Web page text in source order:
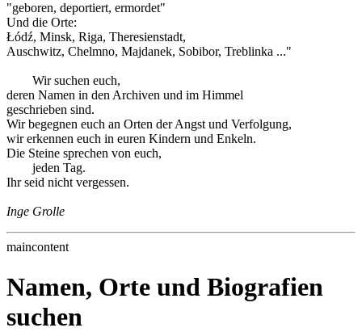
"geboren, deportiert, ermordet"
Und die Orte:
Łódź, Minsk, Riga, Theresienstadt,
Auschwitz, Chelmno, Majdanek, Sobibor, Treblinka ..."
Wir suchen euch,
deren Namen in den Archiven und im Himmel
geschrieben sind.
Wir begegnen euch an Orten der Angst und Verfolgung,
wir erkennen euch in euren Kindern und Enkeln.
Die Steine sprechen von euch,
jeden Tag.
Ihr seid nicht vergessen.
Inge Grolle
maincontent
Namen, Orte und Biografien
suchen